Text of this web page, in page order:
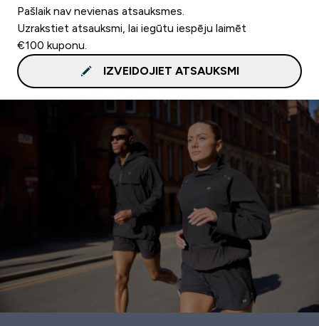
Pašlaik nav nevienas atsauksmes.
Uzrakstiet atsauksmi, lai iegūtu iespēju laimēt
€100 kuponu.
IZVEIDOJIET ATSAUKSMI